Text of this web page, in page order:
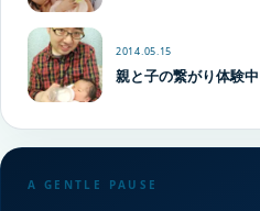
2014.05.15
親と子の繋がり体験中
A GENTLE PAUSE